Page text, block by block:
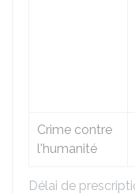
Délai de
Crime contre
l'humanité